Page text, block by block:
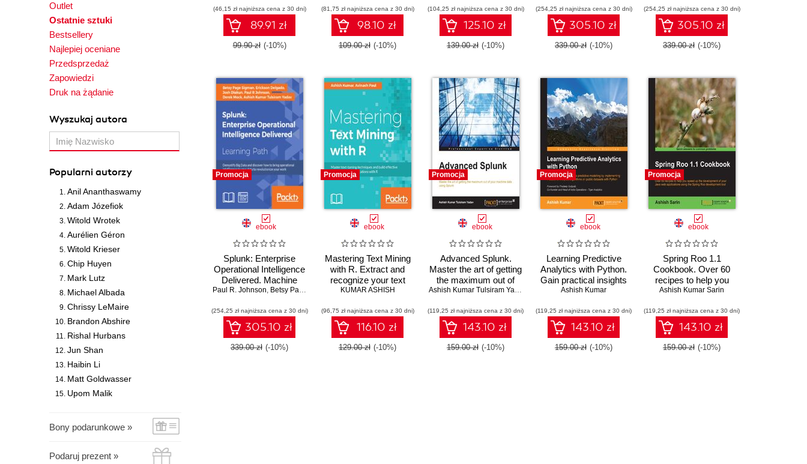
Outlet
Ostatnie sztuki
Bestsellery
Najlepiej oceniane
Przedsprzedaż
Zapowiedzi
Druk na żądanie
Wyszukaj autora
Popularni autorzy
Anil Ananthaswamy
Adam Józefiok
Witold Wrotek
Aurélien Géron
Witold Krieser
Chip Huyen
Mark Lutz
Michael Albada
Chrissy LeMaire
Brandon Abshire
Rishal Hurbans
Jun Shan
Haibin Li
Matt Goldwasser
Upom Malik
Bony podarunkowe »
Podaruj prezent »
(46,15 zł najniższa cena z 30 dni)
89.91 zł
99.90 zł (-10%)
real-world examples
and use cases
(81,75 zł najniższa cena z 30 dni)
98.10 zł
109.00 zł (-10%)
techniques - Second
Edition
(104,25 zł najniższa cena z 30 dni)
125.10 zł
139.00 zł (-10%)
advanced predictive
modeling applications
(254,25 zł najniższa cena z 30 dni)
305.10 zł
339.00 zł (-10%)
python libraries, gain
practical insights into
predictive modeling and
generate effective
charts using the plotting
packages in Python
(254,25 zł najniższa cena z 30 dni)
305.10 zł
339.00 zł (-10%)
Promocja
ebook
Splunk: Enterprise
Operational Intelligence
Delivered. Machine
data made accessible
Paul R. Johnson, Betsy Page Sigman Derek Mock,Ashish Kumar Tulsiram Yadav,Erickson Delgado Josh Diakun
(254,25 zł najniższa cena z 30 dni)
305.10 zł
339.00 zł (-10%)
Promocja
ebook
Mastering Text Mining
with R. Extract and
recognize your text
data
KUMAR ASHISH
(96,75 zł najniższa cena z 30 dni)
116.10 zł
129.00 zł (-10%)
Promocja
ebook
Advanced Splunk.
Master the art of getting
the maximum out of
your machine data Ashish Kumar Tulsiram Yadav
(119,25 zł najniższa cena z 30 dni)
143.10 zł
159.00 zł (-10%)
Promocja
ebook
Learning Predictive
Analytics with Python.
Gain practical insights
into predictive modelling
Predictive Analytics
algorithms on public
datasets with Python
Ashish Kumar
(119,25 zł najniższa cena z 30 dni)
143.10 zł
159.00 zł (-10%)
Promocja
ebook
Spring Roo 1.1
Cookbook. Over 60
recipes to help you
speed up the
Java web applications
using the Spring Roo
development tool
Ashish Kumar Sarin
(119,25 zł najniższa cena z 30 dni)
143.10 zł
159.00 zł (-10%)